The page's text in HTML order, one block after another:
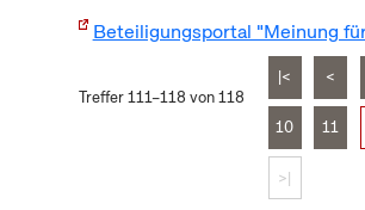
Beteiligungsportal "Meinung
Treffer 111–118 von 118
|< <
10 11
>|